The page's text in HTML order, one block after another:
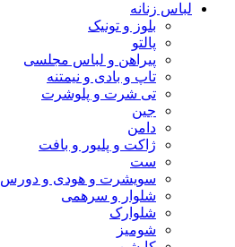
لباس زنانه
بلوز و تونیک
پالتو
پیراهن و لباس مجلسی
تاپ و بادی و نیمتنه
تی شرت و پلوشرت
جین
دامن
ژاکت و پلیور و بافت
ست
سویشرت و هودی و دورس
شلوار و سرهمی
شلوارک
شومیز